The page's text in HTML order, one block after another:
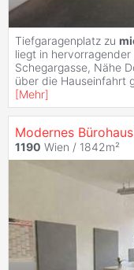
Tiefgaragenplatz zu
liegt in hervorragender
Schegargasse, Nähe
über die Hauseinfahrt
[Mehr]
Modernes
1190 Wien / 1842m²